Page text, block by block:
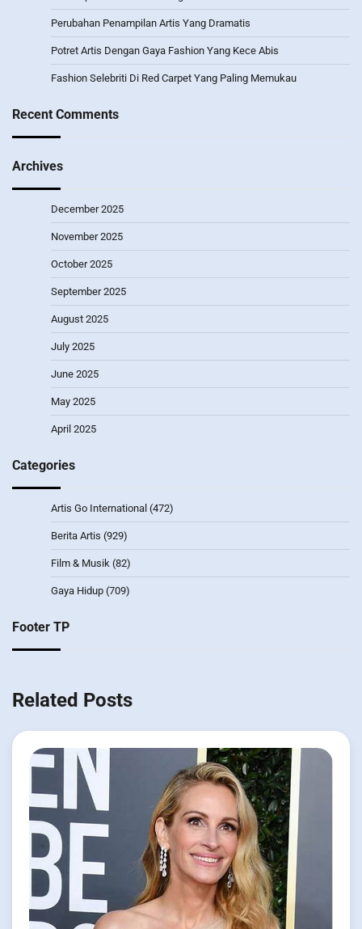
Perubahan Penampilan Artis Yang Dramatis
Potret Artis Dengan Gaya Fashion Yang Kece Abis
Fashion Selebriti Di Red Carpet Yang Paling Memukau
Recent Comments
Archives
December 2025
November 2025
October 2025
September 2025
August 2025
July 2025
June 2025
May 2025
April 2025
Categories
Artis Go International (472)
Berita Artis (929)
Film & Musik (82)
Gaya Hidup (709)
Footer TP
Related Posts